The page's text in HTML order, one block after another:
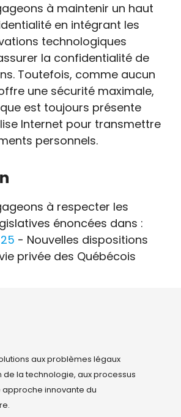
à maintenir un haut
en intégrant les
technologiques
la confidentialité de
Toutefois, comme aucun
une sécurité maximale,
est toujours présente
Internet pour transmettre
personnels.
à respecter les
énoncées dans :
- Nouvelles dispositions
privée des Québécois
aux problèmes légaux
de la technologie, aux processus
approche innovante du